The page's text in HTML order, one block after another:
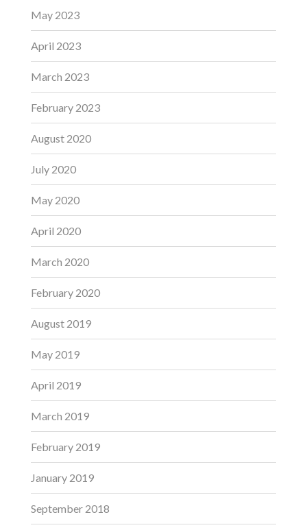
May 2023
April 2023
March 2023
February 2023
August 2020
July 2020
May 2020
April 2020
March 2020
February 2020
August 2019
May 2019
April 2019
March 2019
February 2019
January 2019
September 2018